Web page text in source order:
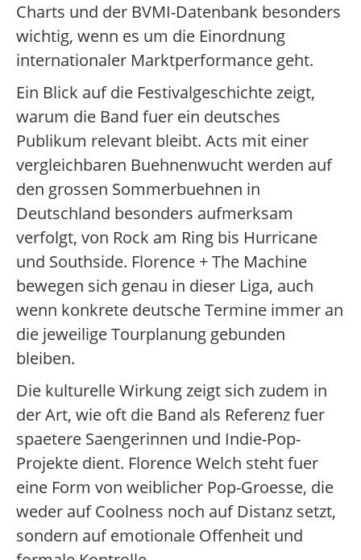
Charts und der BVMI-Datenbank besonders
wichtig, wenn es um die Einordnung
internationaler Marktperformance geht.
Ein Blick auf die Festivalgeschichte zeigt,
warum die Band fuer ein deutsches
Publikum relevant bleibt. Acts mit einer
vergleichbaren Buehnenwucht werden auf
den grossen Sommerbuehnen in
Deutschland besonders aufmerksam
verfolgt, von Rock am Ring bis Hurricane
und Southside. Florence + The Machine
bewegen sich genau in dieser Liga, auch
wenn konkrete deutsche Termine immer an
die jeweilige Tourplanung gebunden
bleiben.
Die kulturelle Wirkung zeigt sich zudem in
der Art, wie oft die Band als Referenz fuer
spaetere Saengerinnen und Indie-Pop-
Projekte dient. Florence Welch steht fuer
eine Form von weiblicher Pop-Groesse, die
weder auf Coolness noch auf Distanz setzt,
sondern auf emotionale Offenheit und